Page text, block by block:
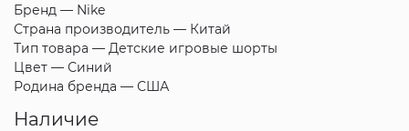
Бренд — Nike
Страна производитель — Китай
Тип товара — Детские игровые шорты
Цвет — Синий
Родина бренда — США
Наличие